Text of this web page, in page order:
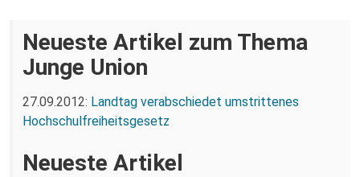
Neueste Artikel zum Thema
Junge Union
27.09.2012: Landtag verabschiedet umstrittenes
Hochschulfreiheitsgesetz
Neueste Artikel